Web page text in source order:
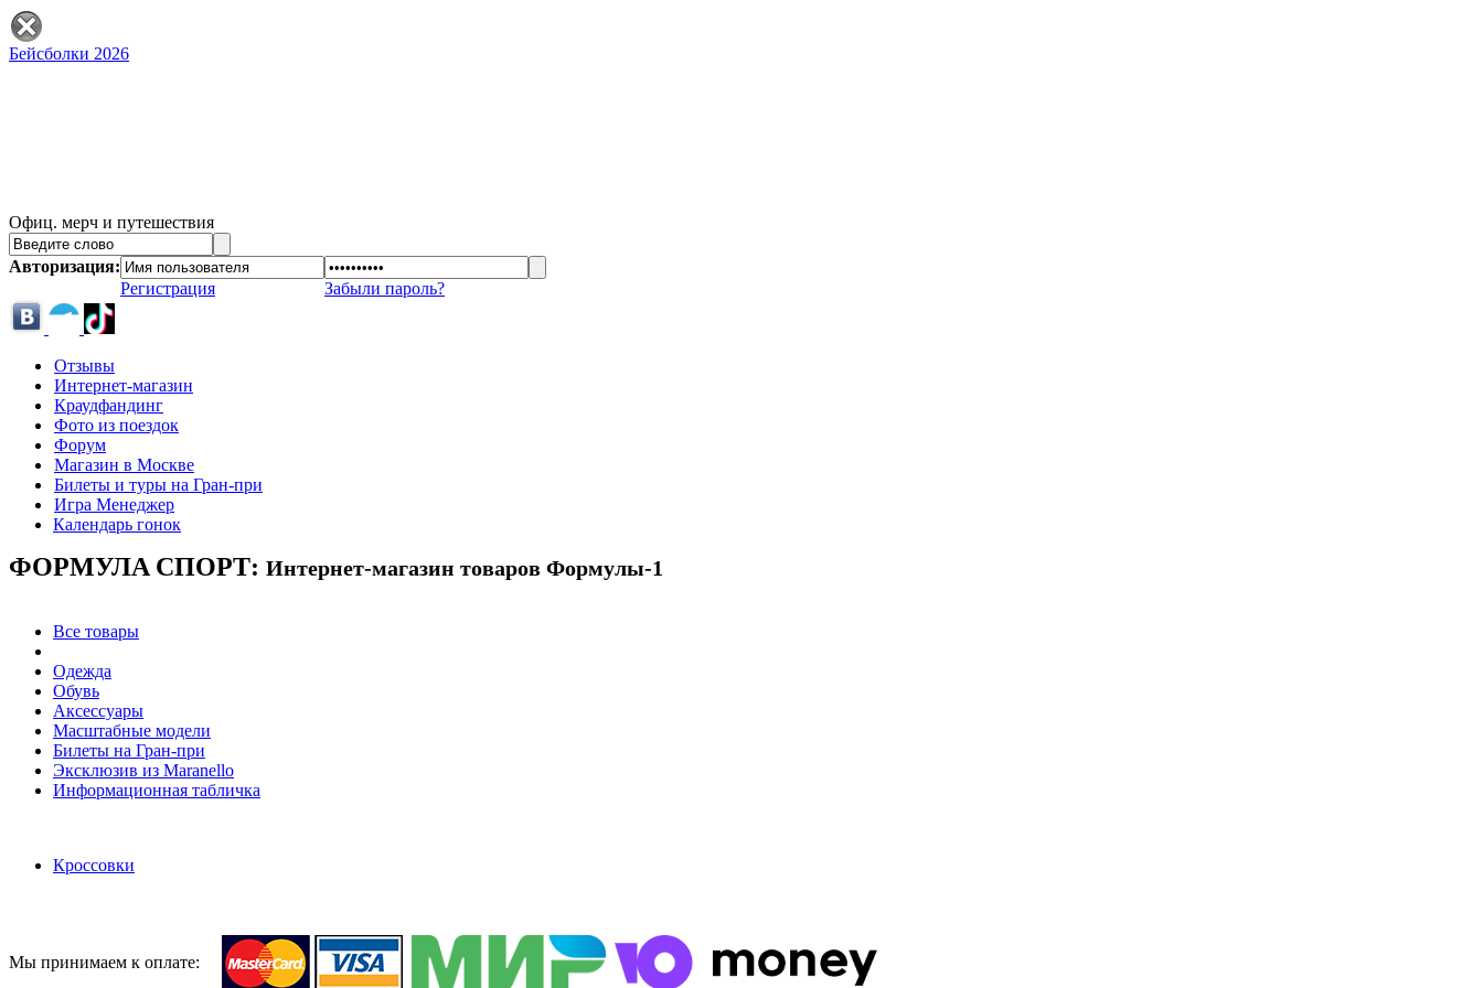
Бейсболки 2026
Офиц. мерч и путешествия
Авторизация:
Регистрация
Забыли пароль?
Отзывы
Интернет-магазин
Краудфандинг
Фото из поездок
Форум
Магазин в Москве
Билеты и туры на Гран-при
Игра Менеджер
Календарь гонок
ФОРМУЛА СПОРТ: Интернет-магазин товаров Формулы-1
Все товары
Одежда
Обувь
Аксессуары
Масштабные модели
Билеты на Гран-при
Эксклюзив из Maranello
Информационная табличка
Кроссовки
Мы принимаем к оплате: